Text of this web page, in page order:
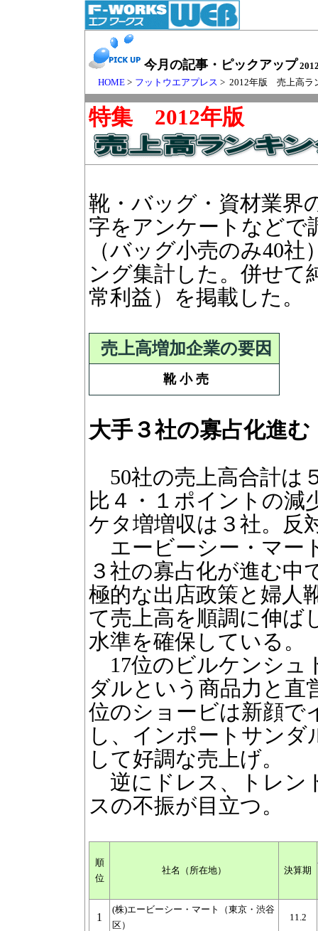
今月の記事・ピックアップ
HOME > フットウエアプレス > 2012年版 売上高
特集 2012年版
靴・バッグ・資材業界
字をアンケートなどで
（バッグ小売のみ40
ング集計した。併せて
常利益）を掲載した。
売上高増加企業の要因
靴 小 売
大手３社の寡占化進む
50社の売上高合計は
比４・１ポイントの減
ケタ増増収は３社。反
エービーシー・マー
３社の寡占化が進む中
極的な出店政策と婦人
て売上高を順調に伸ば
水準を確保している。
17位のビルケンシュ
ダルという商品力と直
位のショービは新顔で
し、インポートサン
して好調な売上げ。
逆にドレス、トレン
スの不振が目立つ。
順
位
社名（所在地） 決算期
1
(株)エービーシー・マート（東京・渋谷
区）
11.2